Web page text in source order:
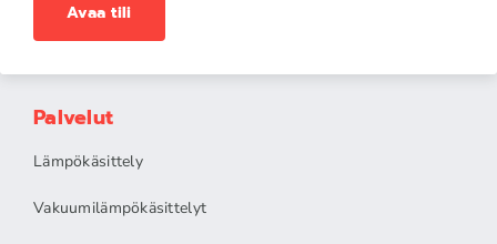
Avaa tili
Palvelut
Lämpökäsittely
Vakuumilämpökäsittelyt